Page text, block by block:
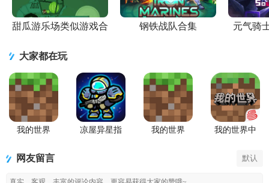
甜瓜游乐场类似游戏合
钢铁战队合集 元气骑
大家都在玩
我的世界
凉屋异星指
我的世界
我的世界中
网友留言 默认